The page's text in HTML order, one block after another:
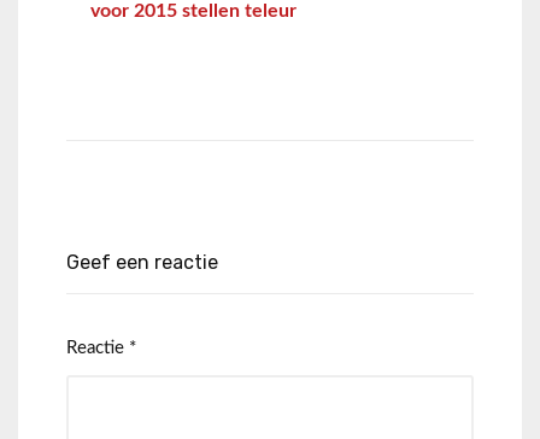
voor 2015 stellen teleur
Geef een reactie
Reactie *